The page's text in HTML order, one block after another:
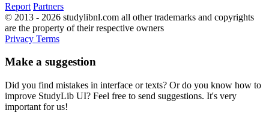
Report Partners
© 2013 - 2026 studylibnl.com all other trademarks and copyrights
are the property of their respective owners
Privacy Terms
Make a suggestion
Did you find mistakes in interface or texts? Or do you know how to
improve StudyLib UI? Feel free to send suggestions. It's very
important for us!